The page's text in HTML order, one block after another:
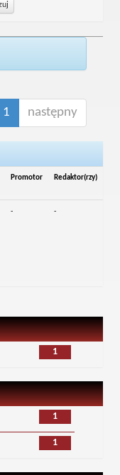
1 następny
Promotor Redaktor(rzy)
- -
1
1
1